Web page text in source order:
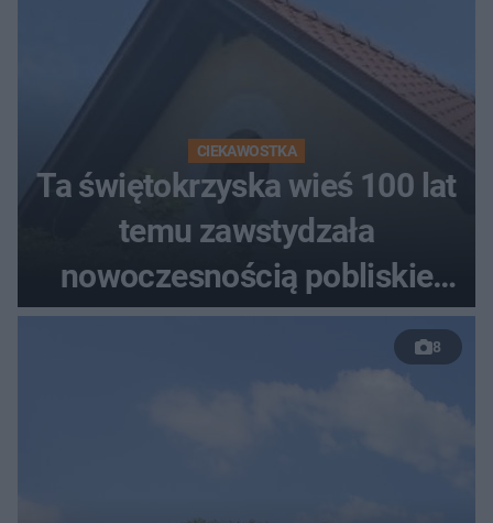
CIEKAWOSTKA
Ta świętokrzyska wieś 100 lat
temu zawstydzała
nowoczesnością pobliskie
miasta. Prąd, telefon i
luksusowa auta
8